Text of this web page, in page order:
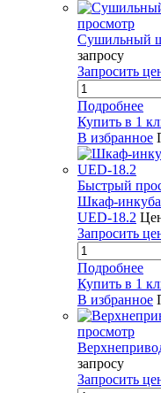
просмотр
Сушильный
запросу
Запросить
Подробнее
Купить в 1
В избранное
Быстрый
Шкаф-
UED-18.2
Запросить
Подробнее
Купить в 1
В избранное
просмотр
запросу
Запросить